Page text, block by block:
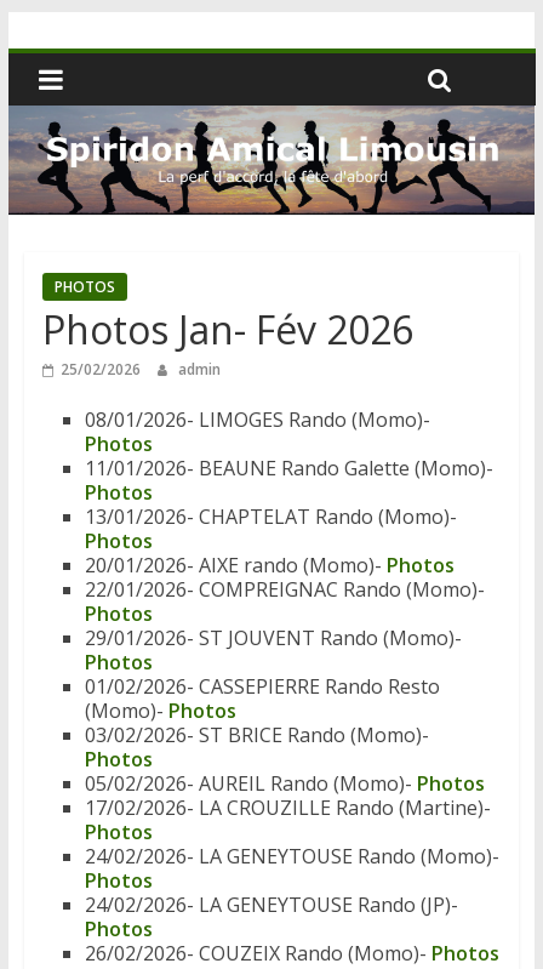
PHOTOS
Photos Jan- Fév 2026
25/02/2026 admin
08/01/2026- LIMOGES Rando (Momo)-
Photos
11/01/2026- BEAUNE Rando Galette (Momo)-
Photos
13/01/2026- CHAPTELAT Rando (Momo)-
Photos
20/01/2026- AIXE rando (Momo)- Photos
22/01/2026- COMPREIGNAC Rando (Momo)-
Photos
29/01/2026- ST JOUVENT Rando (Momo)-
Photos
01/02/2026- CASSEPIERRE Rando Resto
(Momo)- Photos
03/02/2026- ST BRICE Rando (Momo)-
Photos
05/02/2026- AUREIL Rando (Momo)- Photos
17/02/2026- LA CROUZILLE Rando (Martine)-
Photos
24/02/2026- LA GENEYTOUSE Rando (Momo)-
Photos
24/02/2026- LA GENEYTOUSE Rando (JP)-
Photos
26/02/2026- COUZEIX Rando (Momo)- Photos